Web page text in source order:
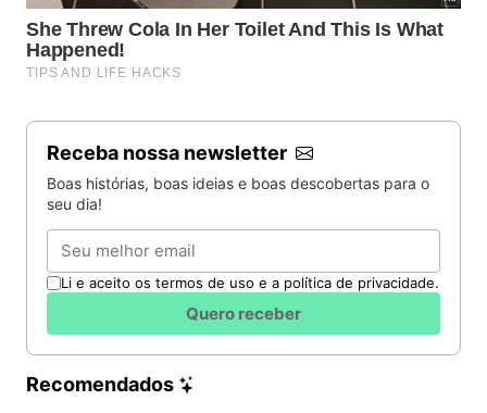
Receba nossa newsletter
Boas histórias, boas ideias e boas descobertas para o
seu dia!
Email
Li e aceito os termos de uso e a política de privacidade.
Quero receber
Recomendados